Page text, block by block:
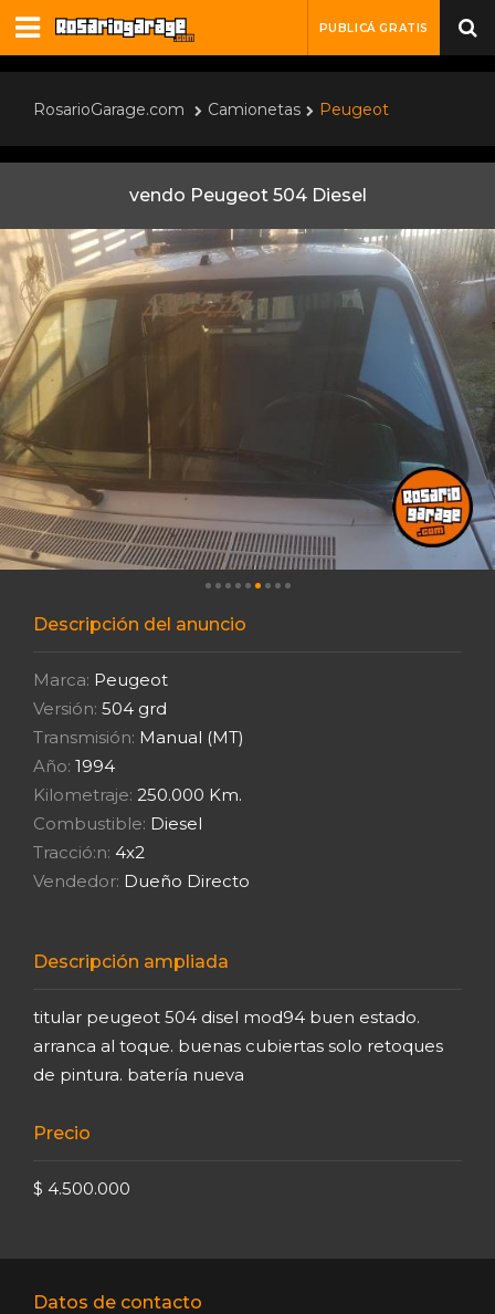
PUBLICÁ GRATIS
RosarioGarage.com Camionetas Peugeot
vendo Peugeot 504 Diesel
Descripción del anuncio
Marca: Peugeot
Versión: 504 grd
Transmisión: Manual (MT)
Año: 1994
Kilometraje: 250.000 Km.
Combustible: Diesel
Tracció:n: 4x2
Vendedor: Dueño Directo
Descripción ampliada
titular peugeot 504 disel mod94 buen estado.
arranca al toque. buenas cubiertas solo retoques
de pintura. batería nueva
Precio
$ 4.500.000
Datos de contacto